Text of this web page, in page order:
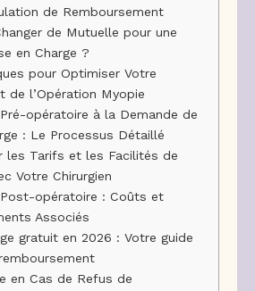
de Remboursement
de Mutuelle pour une
en Charge ?
pour Optimiser Votre
de l’Opération Myopie
opératoire à la Demande de
: Le Processus Détaillé
les Tarifs et les Facilités de
Votre Chirurgien
Post-opératoire : Coûts et
Associés
gratuit en 2026 : Votre guide
en Cas de Refus de